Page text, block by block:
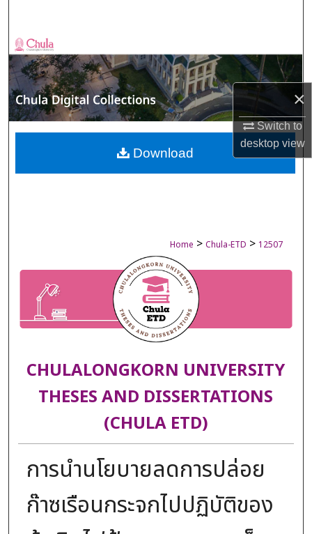
×
Switch to
desktopview
Browse Collections
My Account
About
Digital Commons Network™
Home > Chula-ETD > 12507
CHULALONGKORN UNIVERSITY
THESES AND DISSERTATIONS
(CHULA ETD)
การนำนโยบายลดการปล่อย
ก๊าซเรือนกระจกไปปฏิบัติของ
Download